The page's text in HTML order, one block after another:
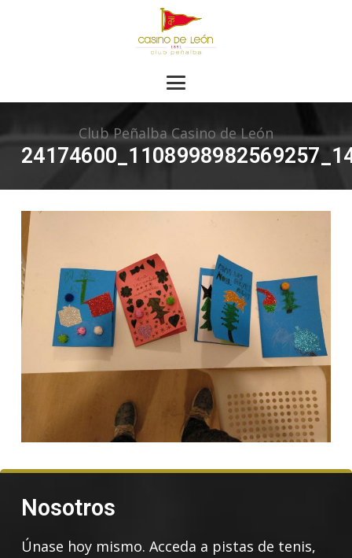
Club Peñalba Casino de León
Nosotros
Únase hoy mismo. Acceda a pistas de tenis,